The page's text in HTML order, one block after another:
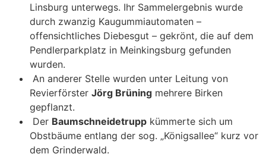
Linsburg unterwegs. Ihr Sammelergebnis wurde
durch zwanzig Kaugummiautomaten –
offensichtliches Diebesgut – gekrönt, die auf dem
Pendlerparkplatz in Meinkingsburg gefunden
wurden.
An anderer Stelle wurden unter Leitung von
Revierförster Jörg Brüning mehrere Birken
gepflanzt.
Der Baumschneidetrupp kümmerte sich um
Obstbäume entlang der sog. „Königsallee“ kurz vor
dem Grinderwald.